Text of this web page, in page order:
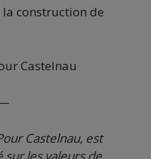
construction de
Castelnau
Castelnau, est